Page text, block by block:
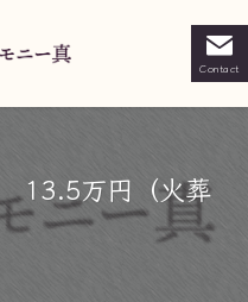
Contact
13.5万円（火葬